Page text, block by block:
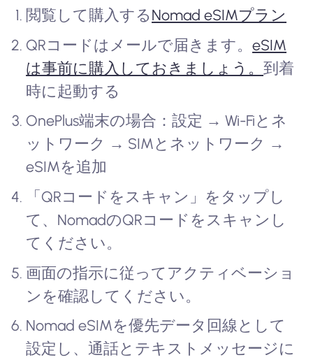
閲覧して購入する Nomad eSIMプラン
QRコードはメールで届きます。eSIM
は事前に購入しておきましょう。到着
時に起動する
OnePlus端末の場合：設定 → Wi-Fiとネ
ットワーク → SIMとネットワーク →
eSIMを追加
「QRコードをスキャン」をタップし
て、NomadのQRコードをスキャンし
てください。
画面の指示に従ってアクティベーショ
ンを確認してください。
Nomad eSIMを優先データ回線として
設定し、通話とテキストメッセージに